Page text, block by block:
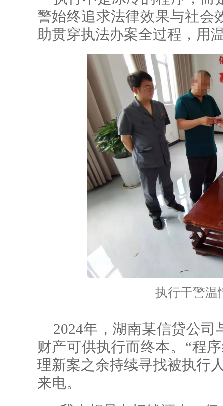
警始终追求法律效果与社会
助贯穿执法办案全过程，用
执行干警温
2024年，湖南某信贷公
财产可供执行而终本。“程
理新案之余持续寻找被执行
来电。